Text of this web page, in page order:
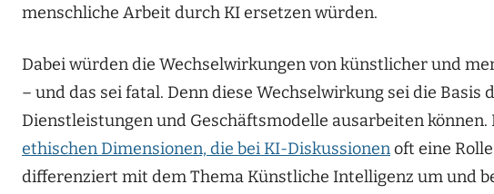
menschliche Arbeit durch KI ersetzen würden.
Dabei würden die Wechselwirkungen von künstlicher und
– und das sei fatal. Denn diese Wechselwirkung sei die
Dienstleistungen und Geschäftsmodelle ausarbeiten
ethischen Dimensionen, die bei KI-Diskussionenoft eine
differenziert mit dem Thema Künstliche Intelligenz um und